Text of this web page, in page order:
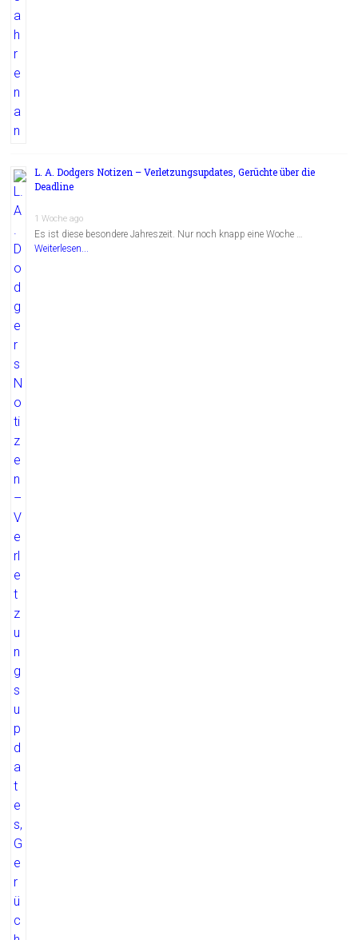
L. A. Dodgers Notizen – Verletzungsupdates, Gerüchte über die
Deadline
1 Woche ago
Es ist diese besondere Jahreszeit. Nur noch knapp eine Woche …
Weiterlesen...